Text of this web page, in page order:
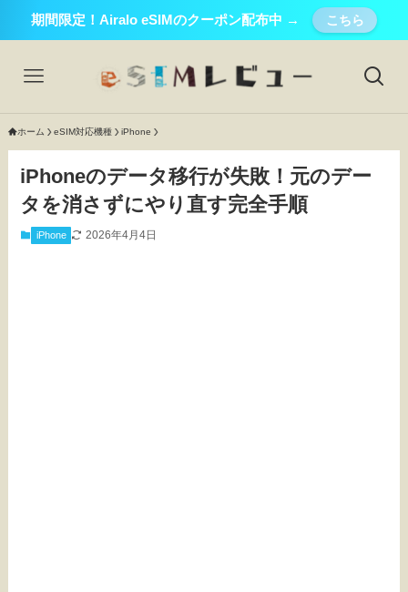
期間限定！Airalo eSIMのクーポン配布中 → こちら
ホーム eSIM対応機種 iPhone
iPhoneのデータ移行が失敗！元のデー
タを消さずにやり直す完全手順
iPhone 2026年4月4日